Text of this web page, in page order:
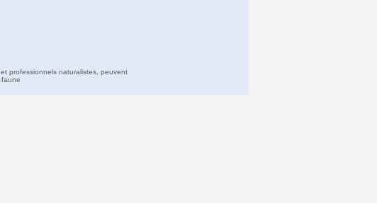
professionnels naturalistes, peuvent
faune